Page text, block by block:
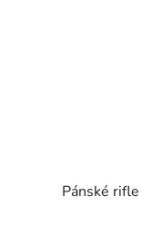
Pánské